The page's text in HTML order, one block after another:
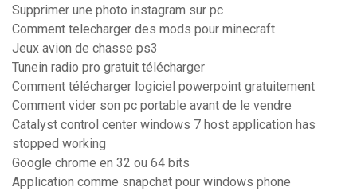
Supprimer une photo instagram sur pc
Comment telecharger des mods pour minecraft
Jeux avion de chasse ps3
Tunein radio pro gratuit télécharger
Comment télécharger logiciel powerpoint gratuitement
Comment vider son pc portable avant de le vendre
Catalyst control center windows 7 host application has
stopped working
Google chrome en 32 ou 64 bits
Application comme snapchat pour windows phone